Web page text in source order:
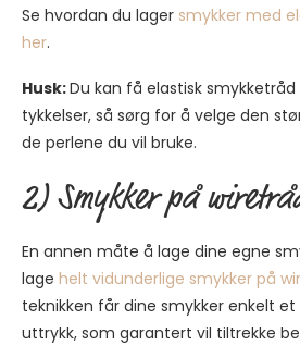
Se hvordan du lager smykker med
her.
Husk:Du kan få elastisk
tykkelser, så sørg for å velge den
de perlene du vil bruke.
2) Smykker på
En annen måte å lage dine egne
lage helt vidunderlige smykker på
teknikken får dine smykker enkelt
uttrykk, som garantert vil tiltrekke